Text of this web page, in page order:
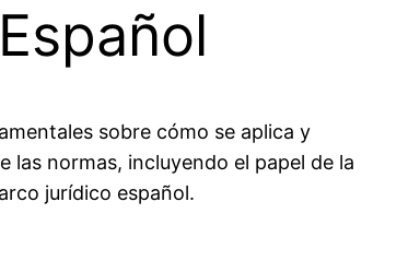
sobre cómo se aplica y
las normas, incluyendo el papel de la
jurídico español.